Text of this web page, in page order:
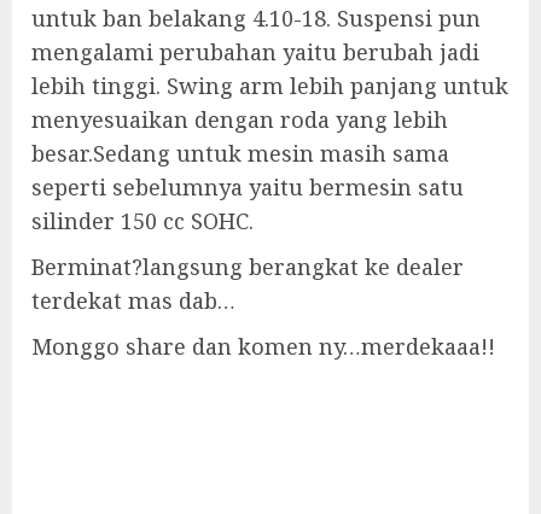
untuk ban belakang 4.10-18. Suspensi pun
mengalami perubahan yaitu berubah jadi
lebih tinggi. Swing arm lebih panjang untuk
menyesuaikan dengan roda yang lebih
besar.Sedang untuk mesin masih sama
seperti sebelumnya yaitu bermesin satu
silinder 150 cc SOHC.
Berminat?langsung berangkat ke dealer
terdekat mas dab…
Monggo share dan komen ny…merdekaaa!!